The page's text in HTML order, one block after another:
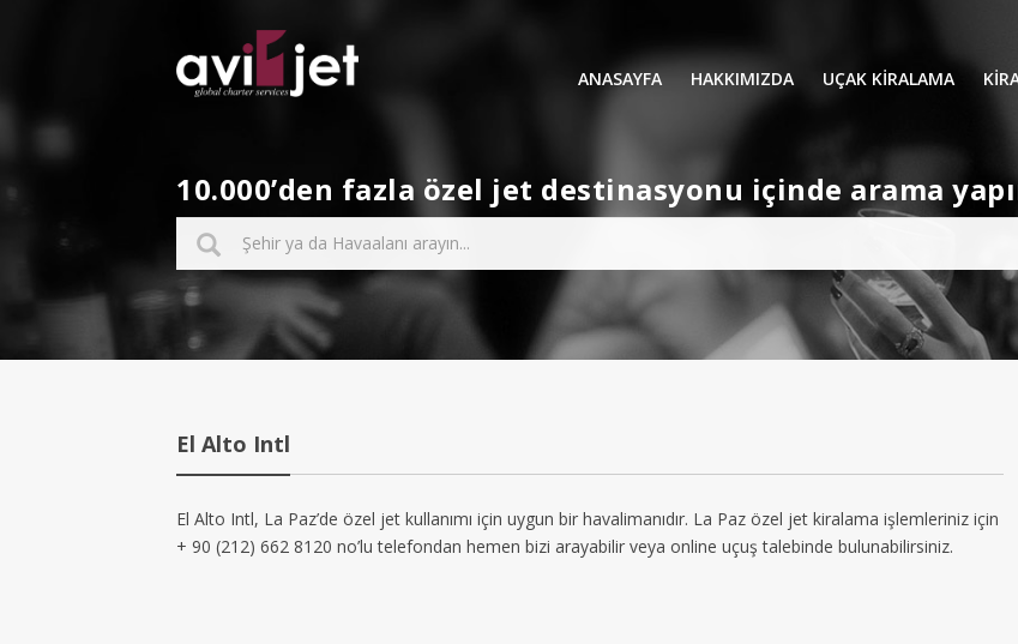
ANASAYFA HAKKIMIZDA UÇAK KİRALAMA
İŞ GEZİLERİ TATİL
AVİONE JET CARD
10.000’den fazla özel jet destinasyonu içinde arama
El Alto Intl
El Alto Intl, La Paz’de özel jet kullanımı için uygun bir havalimanıdır. La Paz özel jet kiralama işlemleriniz için
+ 90 (212) 662 8120 no’lu telefondan hemen bizi arayabilir veya online uçuş talebinde bulunabilirsiniz.